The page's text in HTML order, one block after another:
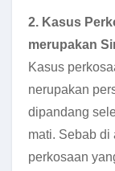
2. Kasus
merupakan
Kasus
nerupakan
dipandang
mati. Sebab di
perkosaan